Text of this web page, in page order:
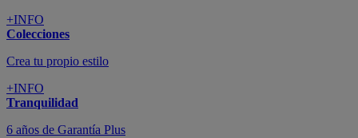
+INFO
Colecciones
Crea tu propio estilo
+INFO
Tranquilidad
6 años de Garantía Plus